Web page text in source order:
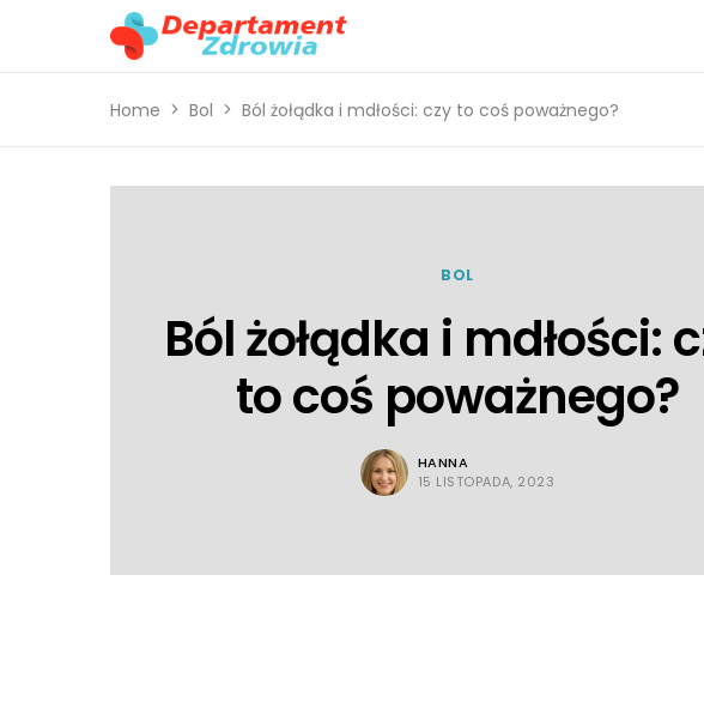
Home Bol Ból żołądka i mdłości: czy to coś poważnego?
BOL
Ból żołądka i mdłości:
to coś poważnego?
HANNA
15 LISTOPADA, 2023